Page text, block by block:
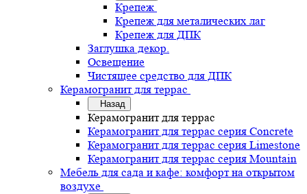
Крепеж
Крепеж для металических лаг
Крепеж для ДПК
Заглушка декор.
Освещение
Чистящее средство для ДПК
Керамогранит для террас
Назад
Керамогранит для террас
Керамогранит для террас серия Concrete
Керамогранит для террас серия Limestone
Керамогранит для террас серия Mountain
Мебель для сада и кафе: комфорт на открытом
воздухе